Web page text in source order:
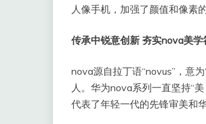
人像手机，加强了颜值和像素
传承中锐意创新 夯实nova美学
nova源自拉丁语“novus”，意
人。华为nova系列一直坚持“
代表了年轻一代的先锋审美和